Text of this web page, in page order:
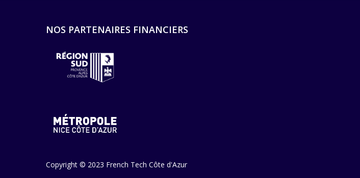
NOS PARTENAIRES FINANCIERS
Copyright © 2023 French Tech Côte d'Azur